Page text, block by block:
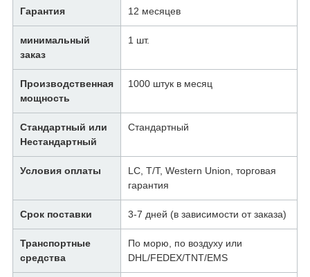
Гарантия 12 месяцев
минимальный
заказ
1 шт.
Производственная
мощность
1000 штук в месяц
Стандартный или
Нестандартный
Стандартный
Условия оплаты
LC, T/T, Western Union, торговая
гарантия
Срок поставки 3-7 дней (в зависимости от заказа)
Транспортные
средства
По морю, по воздуху или
DHL/FEDEX/TNT/EMS